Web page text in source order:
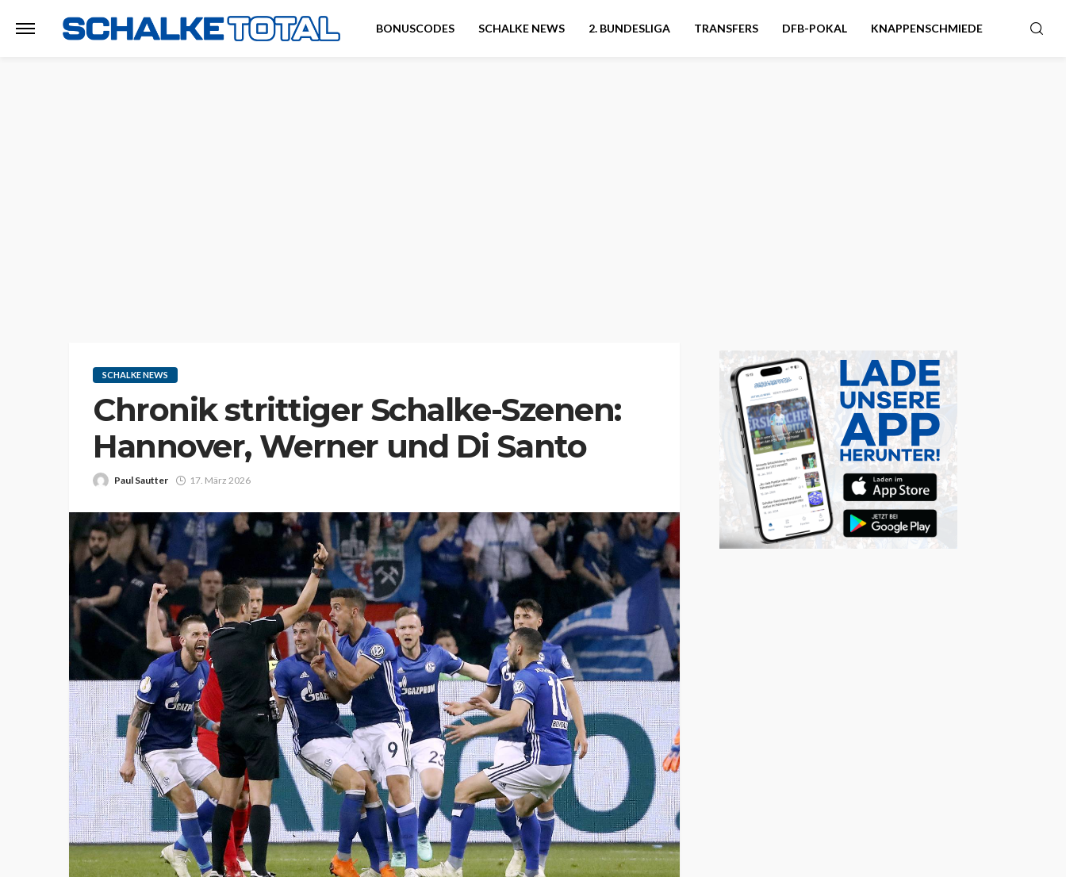
BONUSCODES SCHALKE NEWS 2. BUNDESLIGA TRANSFERS DFB-POKAL KNAPPENSCHMIEDE
SCHALKE NEWS
Chronik strittiger Schalke-Szenen:
Hannover, Werner und Di Santo
Paul Sautter 17. März 2026